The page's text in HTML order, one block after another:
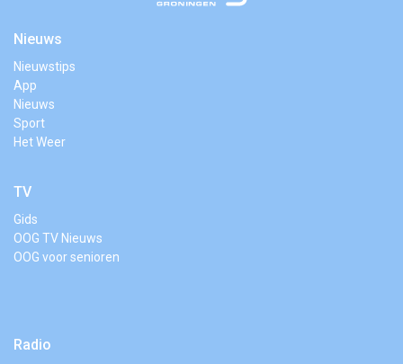
Nieuws
Nieuwstips
App
Nieuws
Sport
Het Weer
TV
Gids
OOG TV Nieuws
OOG voor senioren
Radio